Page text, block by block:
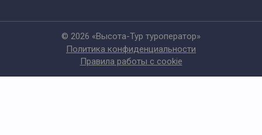
© 2026 «Высота-Тур туроператор»
Политика конфиденциальности
Правила работы с cookie